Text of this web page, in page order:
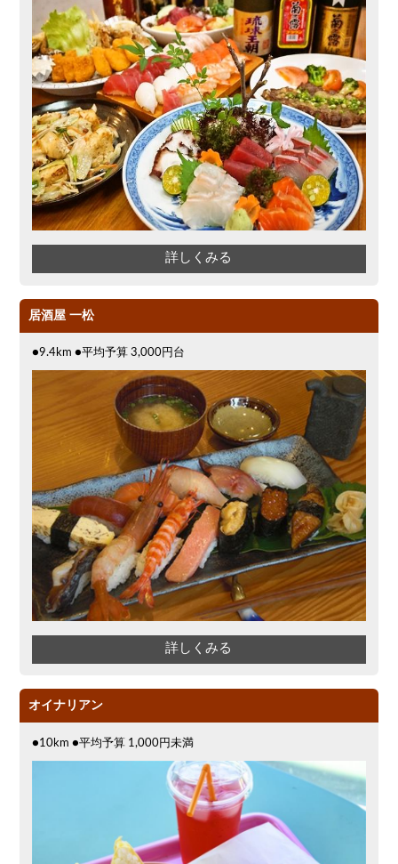
詳しくみる
居酒屋 一松
●9.4km ●平均予算 3,000円台
詳しくみる
オイナリアン
●10km ●平均予算 1,000円未満